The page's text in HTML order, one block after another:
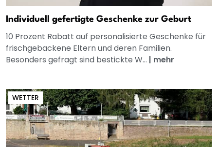
Individuell gefertigte Geschenke zur Geburt
10 Prozent Rabatt auf personalisierte Geschenke für
frischgebackene Eltern und deren Familien.
Besonders gefragt sind bestickte W... | mehr
WETTER